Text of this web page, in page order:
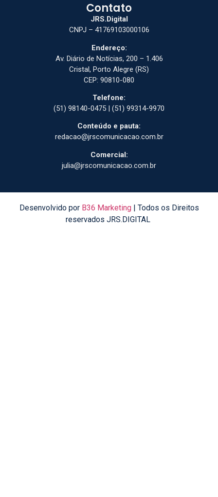
Contato
JRS.Digital
CNPJ – 41769103000106
Endereço:
Av. Diário de Notícias, 200 – 1.406
Cristal, Porto Alegre (RS)
CEP: 90810-080
Telefone:
(51) 98140-0475 | (51) 99314-9970
Conteúdo e pauta:
redacao@jrscomunicacao.com.br
Comercial:
julia@jrscomunicacao.com.br
Desenvolvido por B36 Marketing| Todos os Direitos
reservados JRS.DIGITAL